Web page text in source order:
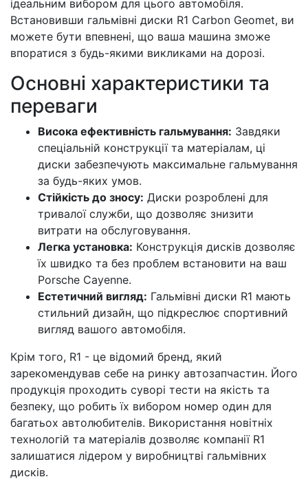
ідеальним вибором для цього автомобіля.
Встановивши гальмівні диски R1 Carbon Geomet, ви
можете бути впевнені, що ваша машина зможе
впоратися з будь-якими викликами на дорозі.
Основні характеристики та
переваги
Висока ефективність гальмування: Завдяки
спеціальній конструкції та матеріалам, ці
диски забезпечують максимальне гальмування
за будь-яких умов.
Стійкість до зносу: Диски розроблені для
тривалої служби, що дозволяє знизити
витрати на обслуговування.
Легка установка: Конструкція дисків дозволяє
їх швидко та без проблем встановити на ваш
Porsche Cayenne.
Естетичний вигляд: Гальмівні диски R1 мають
стильний дизайн, що підкреслює спортивний
вигляд вашого автомобіля.
Крім того, R1 - це відомий бренд, який
зарекомендував себе на ринку автозапчастин. Його
продукція проходить суворі тести на якість та
безпеку, що робить їх вибором номер один для
багатьох автолюбителів. Використання новітніх
технологій та матеріалів дозволяє компанії R1
залишатися лідером у виробництві гальмівних
дисків.